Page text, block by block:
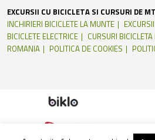
EXCURSII CU BICICLETA SI CURSURI DE
INCHIRIERI BICICLETE LA MUNTE
BICICLETE ELECTRICE
CURSURI
ROMANIA
POLITICA DE COOKIES